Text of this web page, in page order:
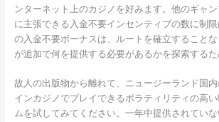
ンターネット上のカジノを好みます。他のギャ
に主張できる入金不要インセンティブの数に制
の入金不要ボーナスは、ルートを確立すること
が追加で何を提供する必要があるかを探索するた
故人の出版物から離れて、ニュージーランド国
インカジノでプレイできるボラティリティの高
ムを試してみてください。一年中提供されてい